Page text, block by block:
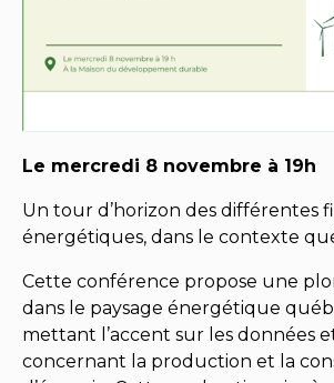
Le mercredi 8 novembre à 19h
Un tour d’horizon des différentes
énergétiques, dans le contexte
Cette conférence propose une
dans le paysage énergétique
mettant l’accent sur les données
concernant la production et la